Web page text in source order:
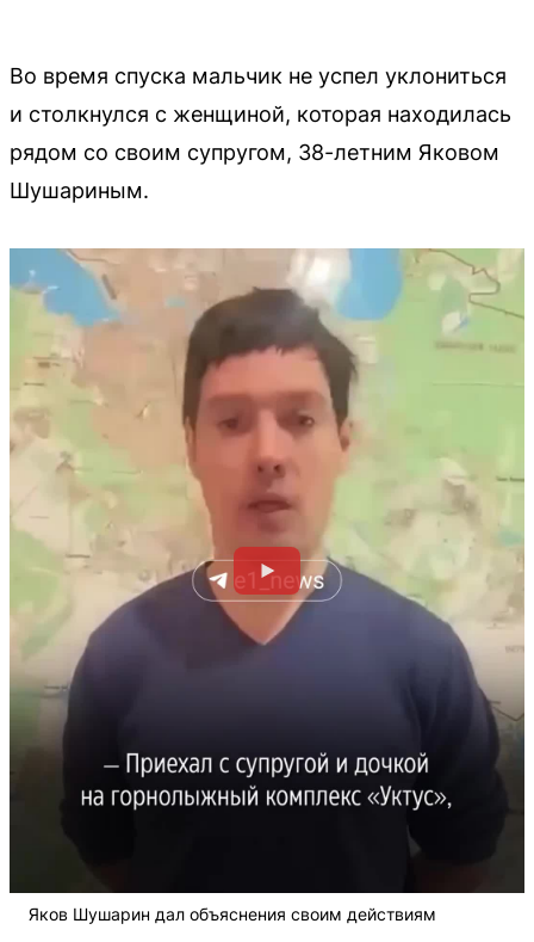
Во время спуска мальчик не успел уклониться
и столкнулся с женщиной, которая находилась
рядом со своим супругом, 38-летним Яковом
Шушариным.
Яков Шушарин дал объяснения своим действиям